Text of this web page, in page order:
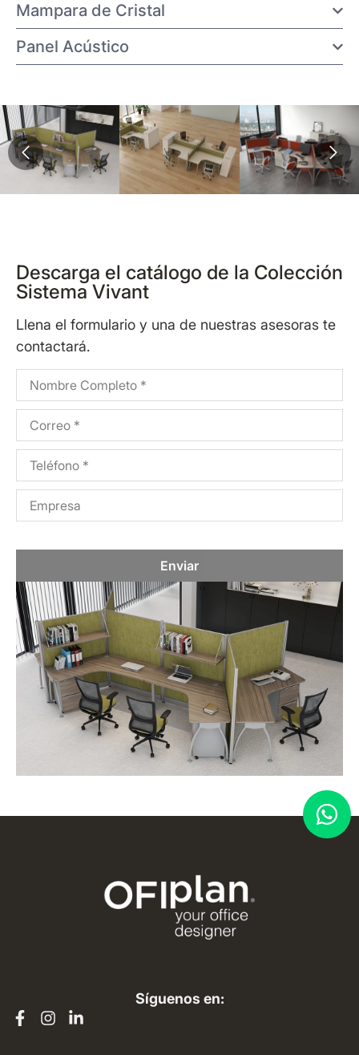
Mampara de Cristal
Panel Acústico
Descarga el catálogo de la Colección
Sistema Vivant
Llena el formulario y una de nuestras asesoras te
contactará.
Enviar
Síguenos en: